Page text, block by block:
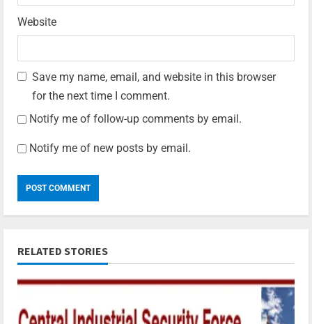
Website
Save my name, email, and website in this browser
for the next time I comment.
Notify me of follow-up comments by email.
Notify me of new posts by email.
RELATED STORIES